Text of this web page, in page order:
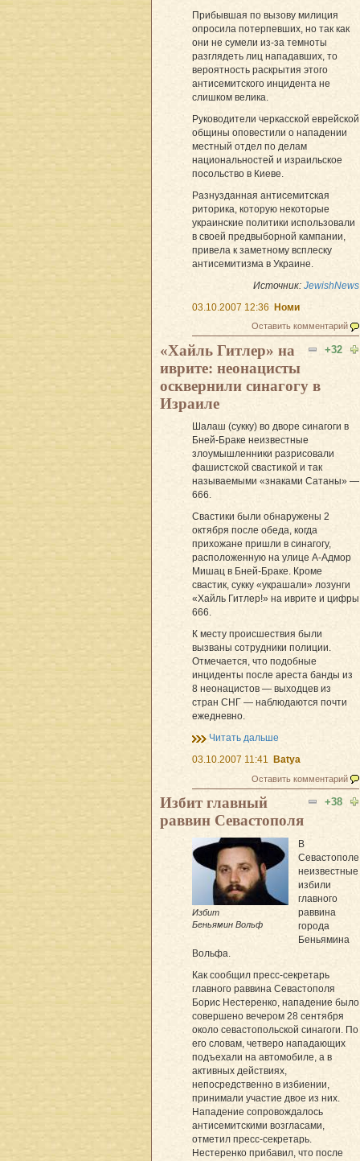
Прибывшая по вызову милиция
опросила потерпевших, но так как
они не сумели из-за темноты
разглядеть лиц нападавших, то
вероятность раскрытия этого
антисемитского инцидента не
слишком велика.
Руководители черкасской еврейской
общины оповестили о нападении
местный отдел по делам
национальностей и израильское
посольство в Киеве.
Разнузданная антисемитская
риторика, которую некоторые
украинские политики использовали
в своей предвыборной кампании,
привела к заметному всплеску
антисемитизма в Украине.
Источник: JewishNews
03.10.2007 12:36
Номи
Оставить комментарий
+32
«Хайль Гитлер» на
иврите: неонацисты
осквернили синагогу в
Израиле
Шалаш (сукку) во дворе синагоги в
Бней-Браке неизвестные
злоумышленники разрисовали
фашистской свастикой и так
называемыми «знаками Сатаны» —
666.
Свастики были обнаружены 2
октября после обеда, когда
прихожане пришли в синагогу,
расположенную на улице А-Адмор
Мишац в Бней-Браке. Кроме
свастик, сукку «украшали» лозунги
«Хайль Гитлер!» на иврите и цифры
666.
К месту происшествия были
вызваны сотрудники полиции.
Отмечается, что подобные
инциденты после ареста банды из
8 неонацистов — выходцев из
стран СНГ — наблюдаются почти
ежедневно.
Читать дальше
03.10.2007 11:41 Batya
Оставить комментарий
+38
Избит главный
раввин Севастополя
Избит
Беньямин Вольф
В
Севастополе
неизвестные
избили
главного
раввина
города
Беньямина
Вольфа.
Как сообщил пресс-секретарь
главного раввина Севастополя
Борис Нестеренко, нападение было
совершено вечером 28 сентября
около севастопольской синагоги. По
его словам, четверо нападающих
подъехали на автомобиле, а в
активных действиях,
непосредственно в избиении,
принимали участие двое из них.
Нападение сопровождалось
антисемитскими возгласами,
отметил пресс-секретарь.
Нестеренко прибавил, что после